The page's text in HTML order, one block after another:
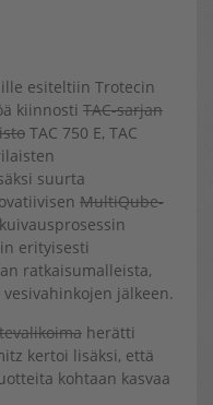
esiteltiin Trotecin
kiinnosti TAC-sarjan
TAC 750 E, TAC
suurta
MultiQube-
erityisesti
ratkaisumalleista,
jälkeen.
herätti
kertoi lisäksi, että
kohtaan kasvaa